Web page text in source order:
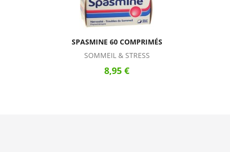
SPASMINE 60 COMPRIMÉS
SOMMEIL & STRESS
8,95 €